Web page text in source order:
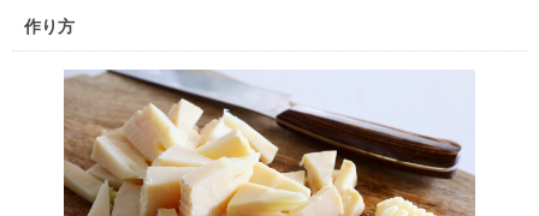
作り方